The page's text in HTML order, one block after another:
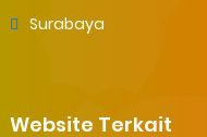
Surabaya
Website Terkait